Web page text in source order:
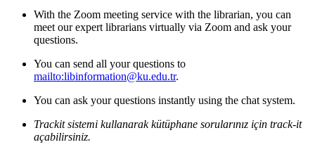
With the Zoom meeting service with the librarian, you can
meet our expert librarians virtually via Zoom and ask your
questions.
You can send all your questions to
mailto:libinformation@ku.edu.tr.
You can ask your questions instantly using the chat system.
Trackit sistemi kullanarak kütüphane sorularınız için track-it
açabilirsiniz.